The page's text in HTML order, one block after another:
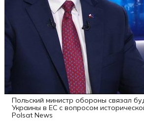
Польский министр обороны связал
Украины в ЕС с вопросом
Polsat News